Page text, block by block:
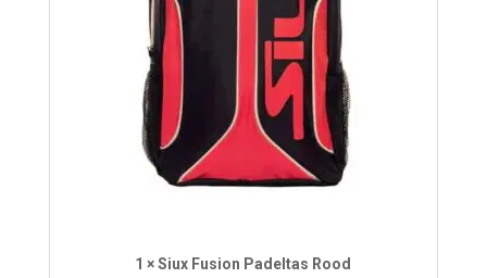
1 × Siux Fusion Padeltas Rood